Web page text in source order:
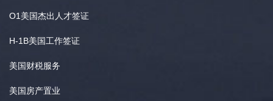
O1美国杰出人才签证
H-1B美国工作签证
美国财税服务
美国房产置业